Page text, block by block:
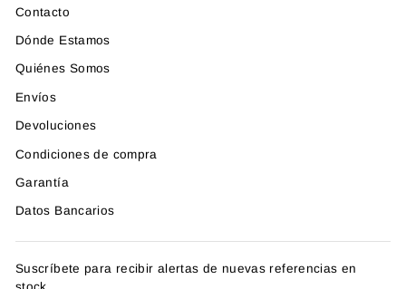
Contacto
Dónde Estamos
Quiénes Somos
Envíos
Devoluciones
Condiciones de compra
Garantía
Datos Bancarios
Suscríbete para recibir alertas de nuevas referencias en